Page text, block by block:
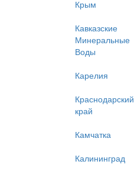
Крым
Кавказские
Минеральные
Воды
Карелия
Краснодарский
край
Камчатка
Калининград